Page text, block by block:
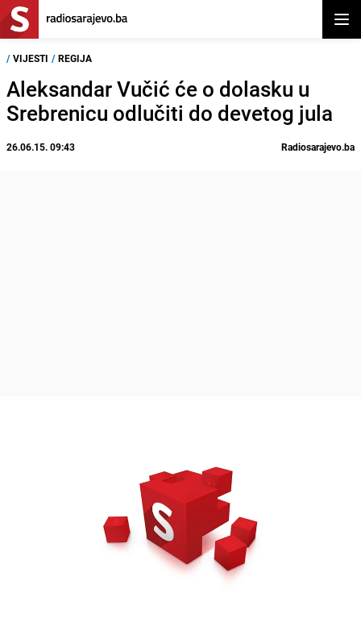
/ VIJESTI / REGIJA
Aleksandar Vučić će o dolasku u
Srebrenicu odlučiti do devetog jula
26.06.15. 09:43 Radiosarajevo.ba